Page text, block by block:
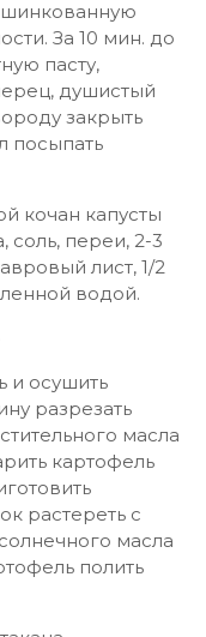
За 10 мин. до
пасту,
душистый
закрыть
посыпать
кочан капусты
соль, переи, 2-3
лист, 1/2
водой.
и осушить
разрезать
масла
картофель
растереть с
масла
полить